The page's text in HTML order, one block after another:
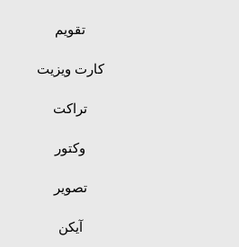
تقویم
کارت ویزیت
تراکت
وکتور
تصویر
آیکن